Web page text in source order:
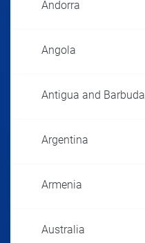
Andorra
Angola
Antigua and Barbuda
Argentina
Armenia
Australia